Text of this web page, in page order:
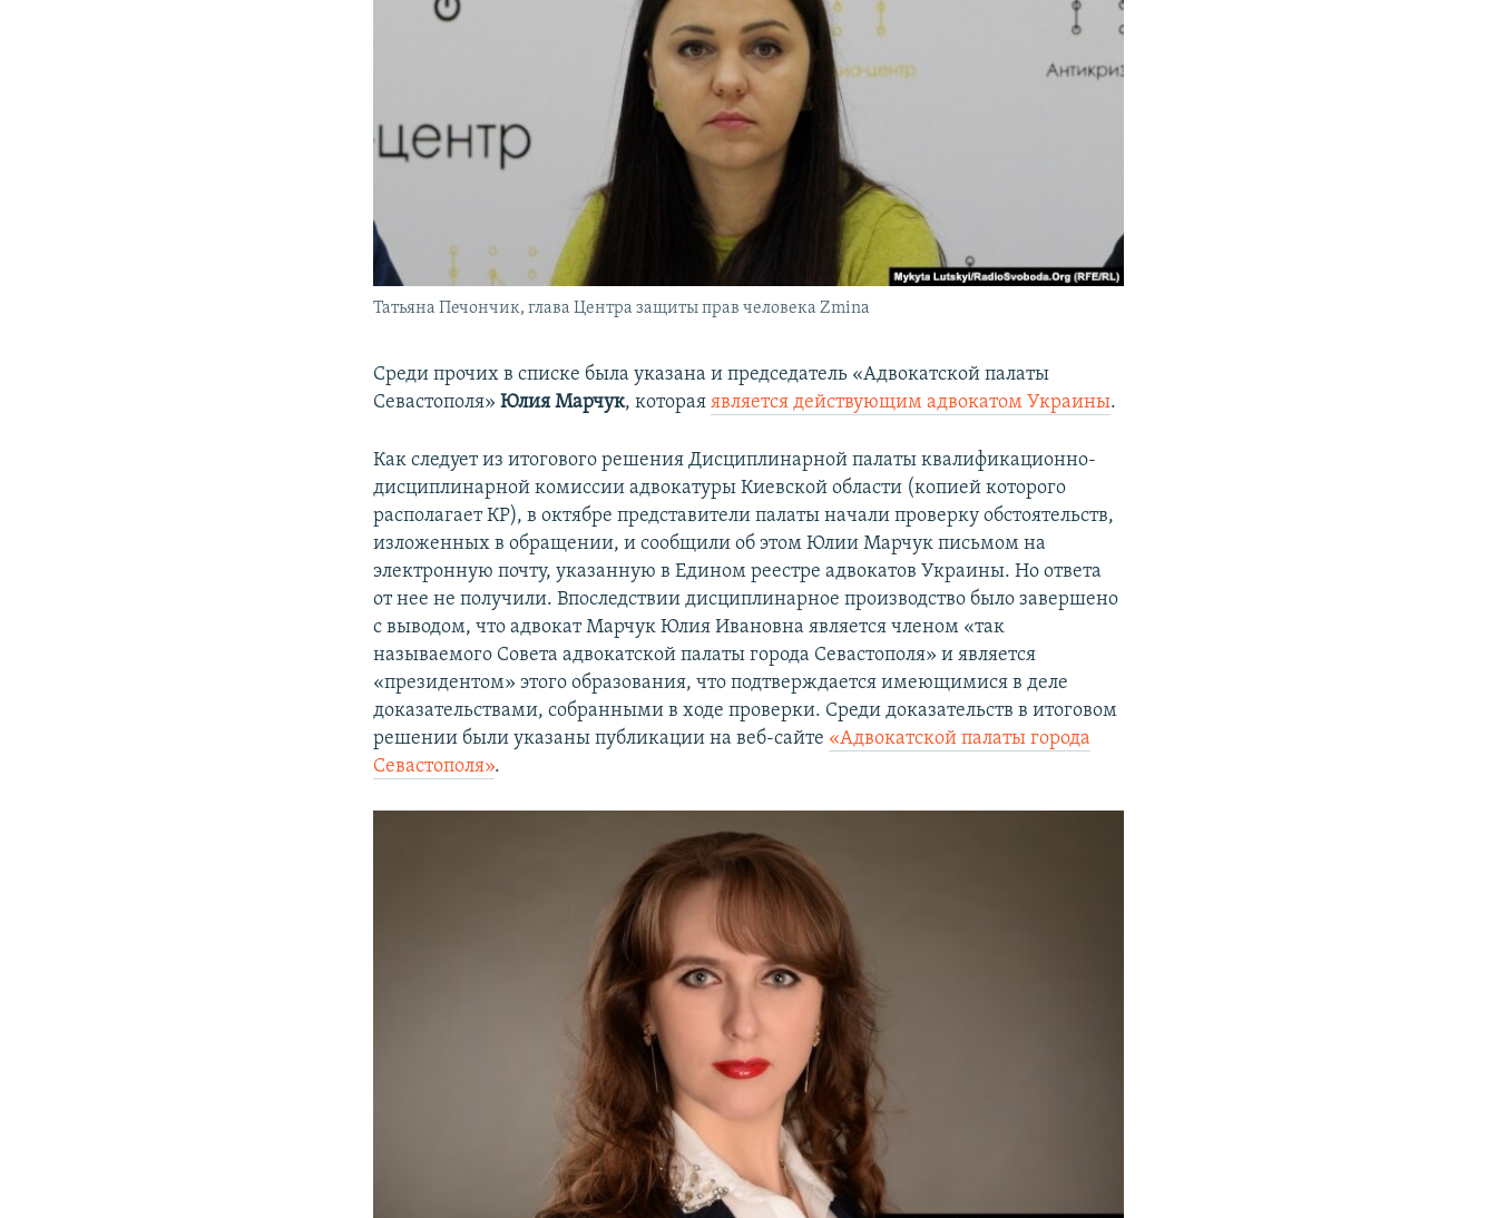
Татьяна Печончик, глава Центра защиты прав человека Zmina
Среди прочих в списке была указана и председатель «Адвокатской палаты
Севастополя»Юлия Марчук, котораяявляется действующим адвокатом Украины.
Как следует из итогового решения Дисциплинарной палаты квалификационно-
дисциплинарной комиссии адвокатуры Киевской области (копией которого
располагает КР), в октябре представители палаты начали проверку обстоятельств,
изложенных в обращении, и сообщили об этом Юлии Марчук письмом на
электронную почту, указанную в Едином реестре адвокатов Украины. Но ответа
от нее не получили. Впоследствии дисциплинарное производство было завершено
с выводом, что адвокат Марчук Юлия Ивановна является членом «так
называемого Совета адвокатской палаты города Севастополя» и является
«президентом» этого образования, что подтверждается имеющимися в деле
доказательствами, собранными в ходе проверки. Среди доказательств в итоговом
решении были указаны публикации на веб-сайте «Адвокатской палаты города
Севастополя».